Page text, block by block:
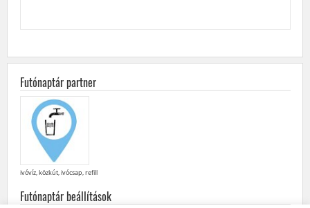
Futónaptár partner
ivóvíz, közkút, ivócsap, refill
Futónaptár beállítások